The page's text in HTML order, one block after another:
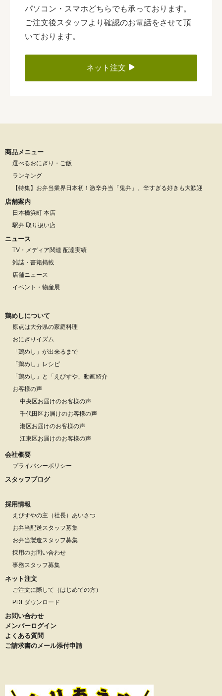
パソコン・スマホどちらでも承っております。
ご注文後スタッフより確認のお電話をさせて頂
いております。
ネット注文
商品メニュー
選べるおにぎり・ご飯
ランキング
【特集】お弁当業界日本初！激辛弁当「鬼弁」。辛すぎる好きも大歓迎
店舗案内
日本橋浜町 本店
駅弁 取り扱い店
ニュース
TV・メディア関連 配達実績
雑誌・書籍掲載
店舗ニュース
イベント・物産展
鶏めしについて
原点は大分県の家庭料理
おにぎりイズム
「鶏めし」が出来るまで
「鶏めし」レシピ
「鶏めし」と「えびすや」動画紹介
お客様の声
中央区お届けのお客様の声
千代田区お届けのお客様の声
港区お届けのお客様の声
江東区お届けのお客様の声
会社概要
プライバシーポリシー
スタッフブログ
採用情報
えびすやの主（社長）あいさつ
お弁当配送スタッフ募集
お弁当製造スタッフ募集
採用のお問い合わせ
事務スタッフ募集
ネット注文
ご注文に際して（はじめての方）
PDFダウンロード
お問い合わせ
メンバーログイン
よくある質問
ご請求書のメール添付申請